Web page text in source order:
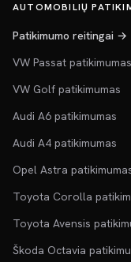
AUTOMOBILIŲ
Patikimumo reitingai →
VW Passat patikimumas
VW Golf patikimumas
Audi A6 patikimumas
Audi A4 patikimumas
Opel Astra
Toyota Corolla
Toyota Avensis
Škoda Octavia